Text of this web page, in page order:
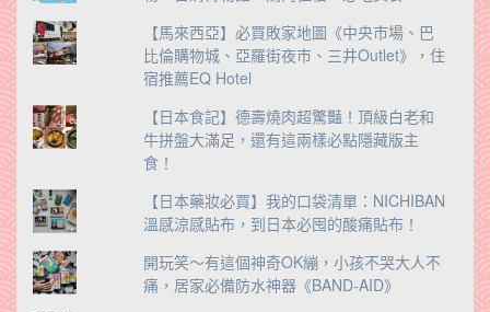
【馬來西亞】必買敗家地圖《中央市場、巴
比倫購物城、亞羅街夜市、三井Outlet》，住
宿推薦EQ Hotel
【日本食記】德壽燒肉超驚豔！頂級白老和
牛拼盤大滿足，還有這兩樣必點隱藏版主
食！
【日本藥妝必買】我的口袋清單：NICHIBAN
溫感涼感貼布，到日本必囤的酸痛貼布！
開玩笑～有這個神奇OK繃，小孩不哭大人不
痛，居家必備防水神器《BAND-AID》